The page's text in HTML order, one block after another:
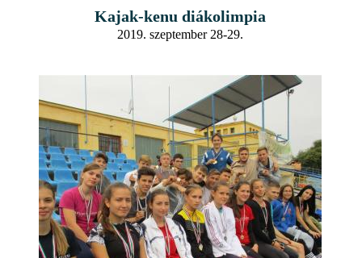
Kajak-kenu diákolimpia
2019. szeptember 28-29.